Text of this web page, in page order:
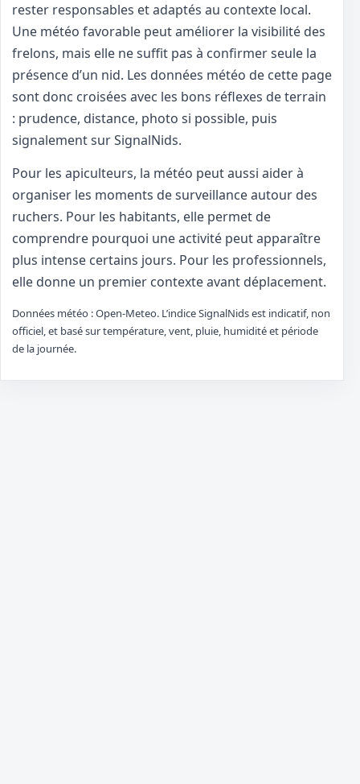
rester responsables et adaptés au contexte local.
Une météo favorable peut améliorer la visibilité des
frelons, mais elle ne suffit pas à confirmer seule la
présence d’un nid. Les données météo de cette page
sont donc croisées avec les bons réflexes de terrain
: prudence, distance, photo si possible, puis
signalement sur SignalNids.
Pour les apiculteurs, la météo peut aussi aider à
organiser les moments de surveillance autour des
ruchers. Pour les habitants, elle permet de
comprendre pourquoi une activité peut apparaître
plus intense certains jours. Pour les professionnels,
elle donne un premier contexte avant déplacement.
Données météo : Open-Meteo. L’indice SignalNids est indicatif, non
officiel, et basé sur température, vent, pluie, humidité et période
de la journée.